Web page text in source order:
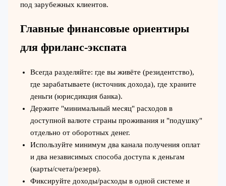
под зарубежных клиентов.
Главные финансовые ориентиры
для фриланс‑экспата
Всегда разделяйте: где вы живёте (резидентство),
где зарабатываете (источник дохода), где храните
деньги (юрисдикция банка).
Держите "минимальный месяц" расходов в
доступной валюте страны проживания и "подушку"
отдельно от оборотных денег.
Используйте минимум два канала получения оплат
и два независимых способа доступа к деньгам
(карты/счета/резерв).
Фиксируйте доходы/расходы в одной системе и